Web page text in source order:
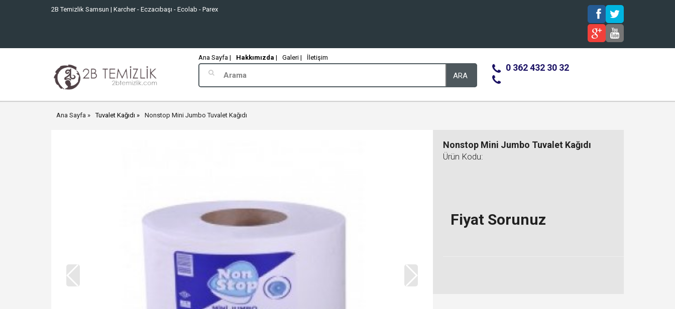
2B Temizlik Samsun | Karcher - Eczacıbaşı - Ecolab - Parex
Ana Sayfa | Hakkımızda | Galeri | İletişim
ARA
0 362 432 30 32
Ana Sayfa Tuvalet Kağıdı Nonstop Mini Jumbo Tuvalet Kağıdı
Nonstop Mini Jumbo Tuvalet Kağıdı
Ürün Kodu:
Fiyat Sorunuz